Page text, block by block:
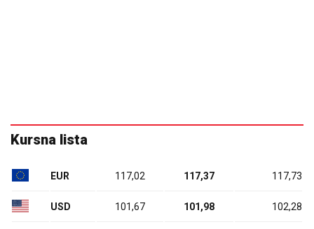
Kursna lista
EUR 117,02 117,37 117,73
USD 101,67 101,98 102,28